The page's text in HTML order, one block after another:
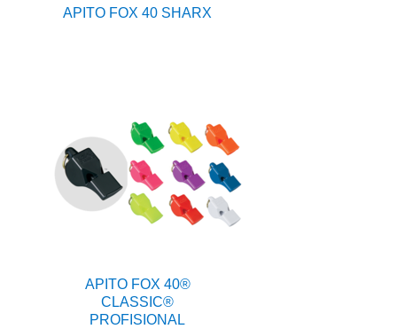
APITO FOX 40 SHARX
APITO FOX 40®
CLASSIC®
PROFISIONAL